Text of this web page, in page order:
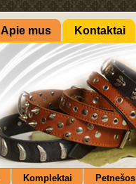
Apie mus Kontaktai
Komplektai Petnešos